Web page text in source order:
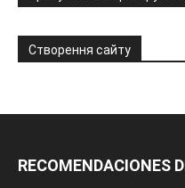
Створення сайту
RECOMENDACIONES